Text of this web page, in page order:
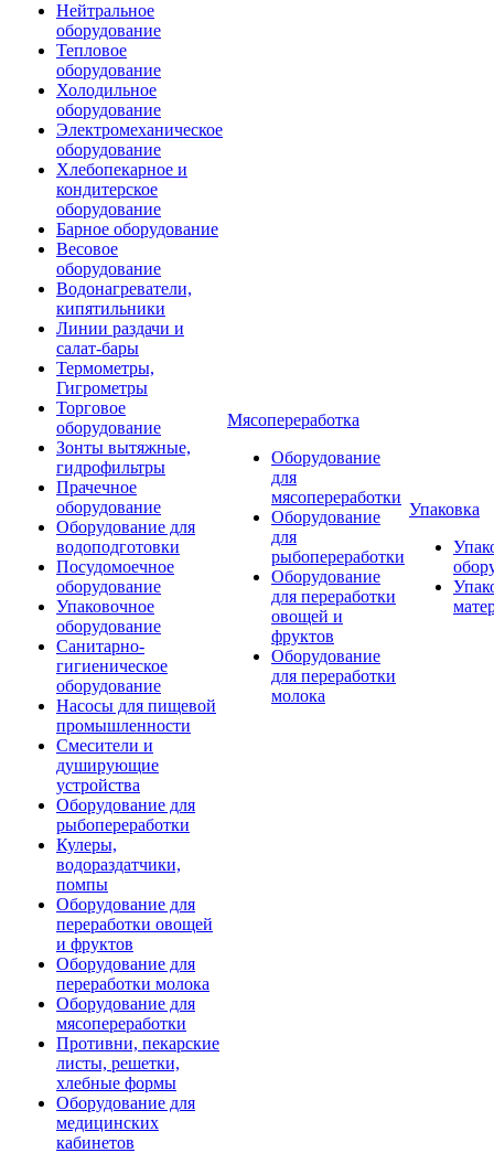
Нейтральное
оборудование
Тепловое
оборудование
Холодильное
оборудование
Электромеханическое
оборудование
Хлебопекарное и
кондитерское
оборудование
Барное оборудование
Весовое
оборудование
Водонагреватели,
кипятильники
Линии раздачи и
салат-бары
Термометры,
Гигрометры
Торговое
оборудование
Зонты вытяжные,
гидрофильтры
Прачечное
оборудование
Оборудование для
водоподготовки
Посудомоечное
оборудование
Упаковочное
оборудование
Санитарно-
гигиеническое
оборудование
Насосы для пищевой
промышленности
Смесители и
душирующие
устройства
Оборудование для
рыбопереработки
Кулеры,
водораздатчики,
помпы
Оборудование для
переработки овощей
и фруктов
Оборудование для
переработки молока
Оборудование для
мясопереработки
Противни, пекарские
листы, решетки,
хлебные формы
Оборудование для
медицинских
кабинетов
Мясопереработка
Оборудование
для
мясопереработки
Оборудование
для
рыбопереработки
Оборудование
для переработки
овощей и
фруктов
Оборудование
для переработки
молока
Упаковка